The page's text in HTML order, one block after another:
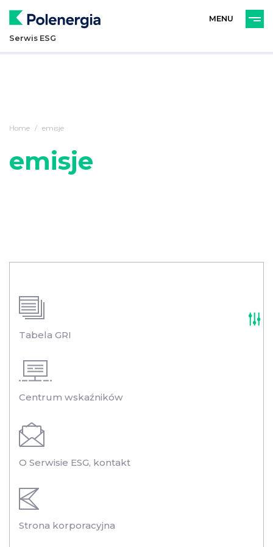
ENG
Serwis ESG
Home emisje
emisje
Tabela GRI
Centrum wskaźników
O Serwisie ESG, kontakt
Strona korporacyjna